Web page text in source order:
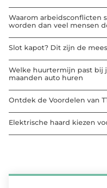
Waarom arbeidsconflicten
worden dan veel mensen
Slot kapot? Dit zijn de
Welke huurtermijn past bij
maanden auto huren
Ontdek de Voordelen van
Elektrische haard kiezen